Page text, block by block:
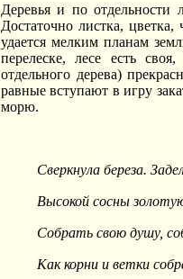
Деревья и по отдельности
Достаточно листка,
удается мелким планам
перелеске, лесе есть
отдельного дерева)
равные вступают в игру
морю.
Сверкнула береза.
Высокой сосны
Собрать свою душу,
Как корни и ветки